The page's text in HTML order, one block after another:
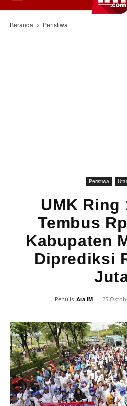
Beranda Peristiwa
Peristiwa
UMK Ring
Tembus
Kabupaten
Diprediksi
Penulis Ara IM - 25